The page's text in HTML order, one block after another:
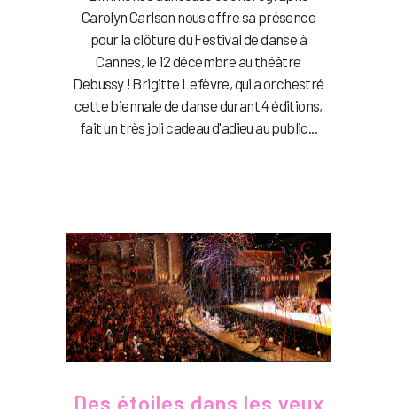
Carolyn Carlson nous offre sa présence
pour la clôture du Festival de danse à
Cannes, le 12 décembre au théâtre
Debussy ! Brigitte Lefèvre, qui a orchestré
cette biennale de danse durant 4 éditions,
fait un très joli cadeau d'adieu au public...
Des étoiles dans les yeux